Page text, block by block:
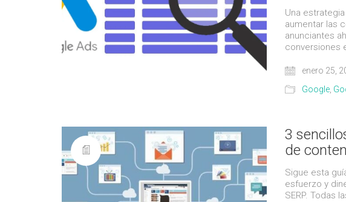
Una
aumentar las
anunciantes
conversiones
enero 25,
Google
3
de
Sigue esta
esfuerzo y
SERP. Todas